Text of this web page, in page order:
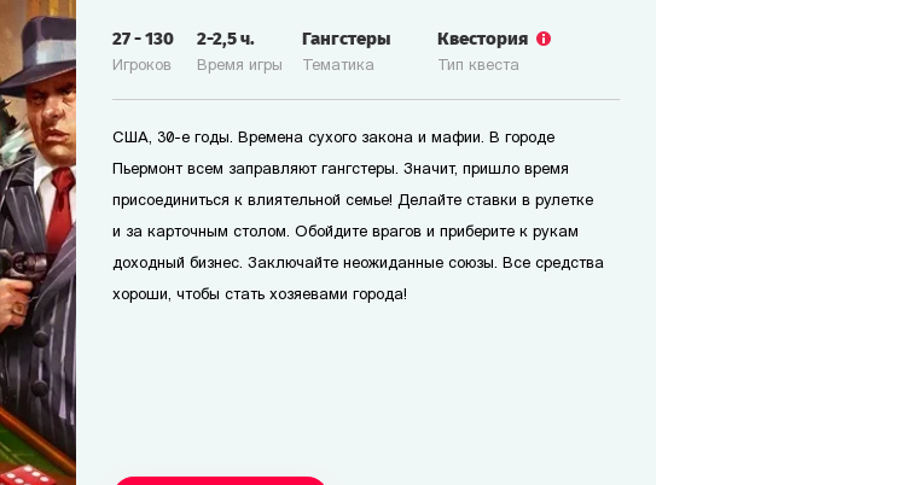
Игроков
27-130
Время игры
2-2,5ч.
Тематика
Гангстеры
Тип квеста
Квестория
США, 30-е годы. Времена сухого закона и мафии. В городе
Пьермонт всем заправляют гангстеры. Значит, пришло время
присоединиться к влиятельной семье! Делайте ставки в рулетке
и за карточным столом. Обойдите врагов и приберите к рукам
доходный бизнес. Заключайте неожиданные союзы. Все средства
хороши, чтобы стать хозяевами города!